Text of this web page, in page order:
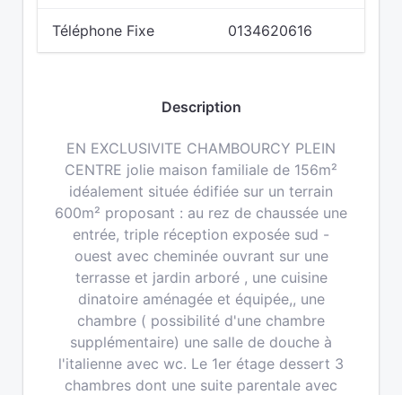
Téléphone Fixe 0134620616
Description
EN EXCLUSIVITE CHAMBOURCY PLEIN
CENTRE jolie maison familiale de 156m²
idéalement située édifiée sur un terrain
600m² proposant : au rez de chaussée une
entrée, triple réception exposée sud -
ouest avec cheminée ouvrant sur une
terrasse et jardin arboré , une cuisine
dinatoire aménagée et équipée,, une
chambre ( possibilité d'une chambre
supplémentaire) une salle de douche à
l'italienne avec wc. Le 1er étage dessert 3
chambres dont une suite parentale avec